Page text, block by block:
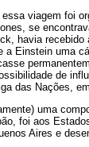
viagem foi
se
havia
Einstein uma
de
das Nações,
uma
foi aos
Aires e